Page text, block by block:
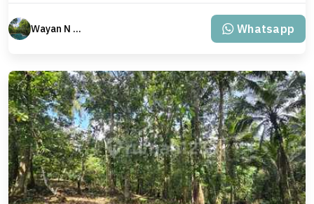
Wayan N Bali Whatsapp